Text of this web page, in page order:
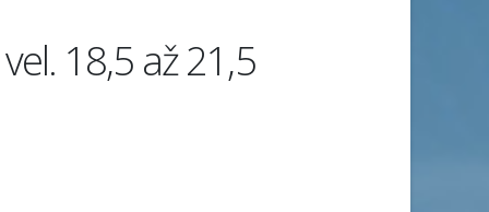
18,5 až 21,5